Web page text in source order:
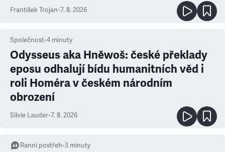
František Trojan•7. 8. 2026
Společnost•4 minuty
Odysseus aka Hněwoš: české překlady
eposu odhalují bídu humanitních věd i
roli Homéra v českém národním
obrození
Silvie Lauder•7. 8. 2026
Ranní postřeh•3 minuty